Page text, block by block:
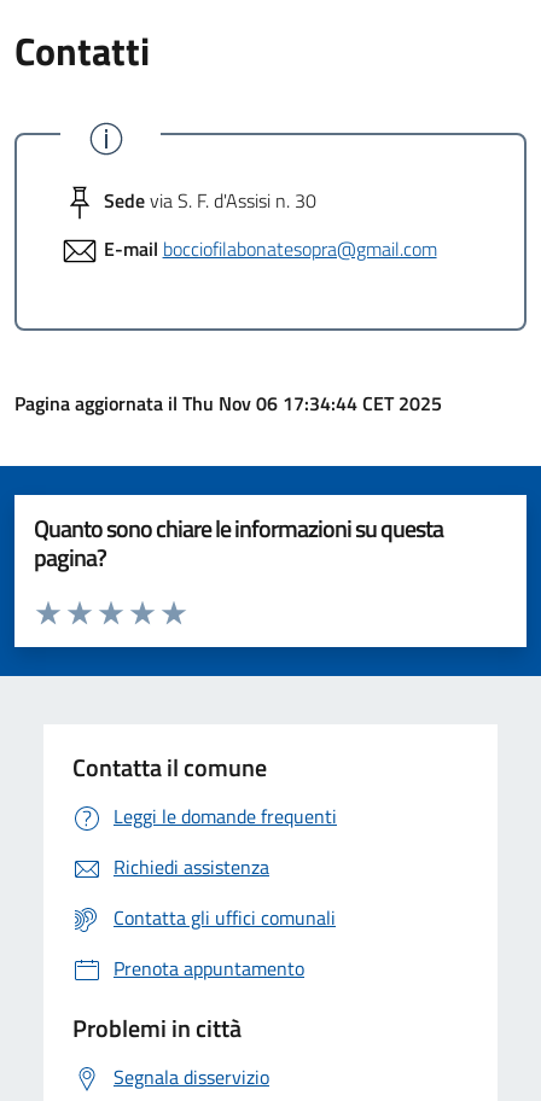
Contatti
Sedevia S. F. d'Assisi n. 30
E-mail bocciofilabonatesopra@gmail.com
Pagina aggiornata il Thu Nov 06 17:34:44 CET 2025
Quanto sono chiare le informazioni su questa
pagina?
Valuta da 1 a 5 stelle la pagina
Valuta 5 stelle su 5
Valuta 4 stelle su 5
Valuta 3 stelle su 5
Valuta 2 stelle su 5
Valuta 1 stelle su 5
Contatta il comune
Leggi le domande frequenti
Richiedi assistenza
Contatta gli uffici comunali
Prenota appuntamento
Problemi in città
Segnala disservizio